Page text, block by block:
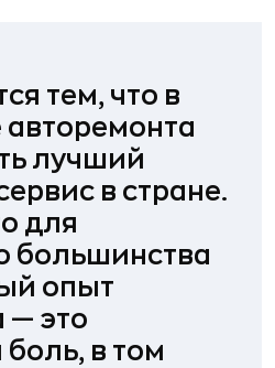
тем, что в
лучший
в стране.
для
большинства
опыт
— это
в том